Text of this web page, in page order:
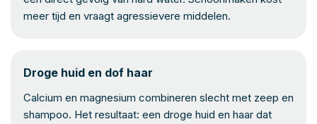
meer tijd en vraagt agressievere middelen.
Droge huid en dof haar
Calcium en magnesium combineren slecht met zeep en
shampoo. Het resultaat: een droge huid en haar dat